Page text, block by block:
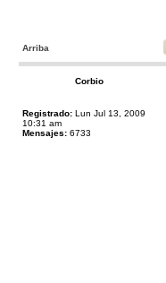
Arriba
Corbio
Registrado: Lun Jul 13, 2009
10:31 am
Mensajes: 6733